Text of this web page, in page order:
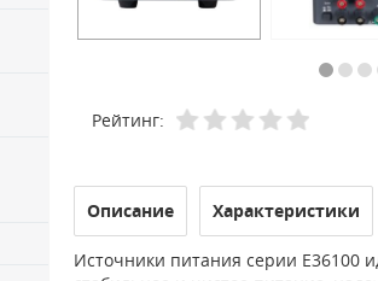
Рейтинг:
Описание Характеристики
Источники питания серии E36100